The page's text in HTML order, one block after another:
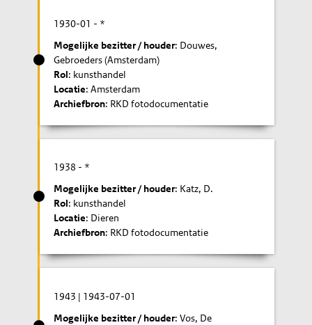
1930-01 - *
Mogelijke bezitter / houder: Douwes,
Gebroeders (Amsterdam)
Rol: kunsthandel
Locatie: Amsterdam
Archiefbron: RKD fotodocumentatie
1938 - *
Mogelijke bezitter / houder: Katz, D.
Rol: kunsthandel
Locatie: Dieren
Archiefbron: RKD fotodocumentatie
1943 | 1943-07-01
Mogelijke bezitter / houder: Vos, De